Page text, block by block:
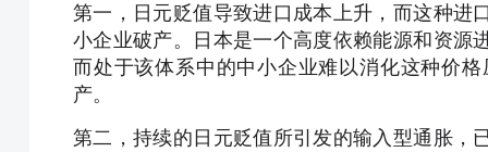
第一，日元贬值导致进口成本上升，而这种进
小企业破产。日本是一个高度依赖能源和资源
而处于该体系中的中小企业难以消化这种价
产。
第二，持续的日元贬值所引发的输入型通胀，